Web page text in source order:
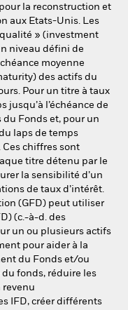
la reconstruction et
aux Etats-Unis. Les
» (investment
niveau défini de
moyenne
des actifs du
Pour un titre à taux
jusqu’à l’échéance de
Fonds et, pour un
laps de temps
Ces chiffres sont
titre détenu par le
la sensibilité d’un
de taux d’intérêt.
(GFD) peut utiliser
(c.-à-d. des
un ou plusieurs actifs
pour aider à la
du Fonds et/ou
fonds, réduire les
revenu
IFD, créer différents